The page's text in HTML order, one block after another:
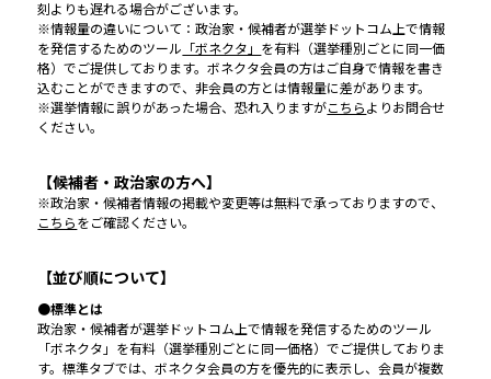
刻よりも遅れる場合がございます。
※情報量の違いについて：政治家・候補者が選挙ドットコム上で情報
を発信するためのツール 「ボネクタ」 を有料（選挙種別ごとに同一価
格）でご提供しております。ボネクタ会員の方はご自身で情報を書き
込むことができますので、非会員の方とは情報量に差があります。
※選挙情報に誤りがあった場合、恐れ入りますがこちら よりお問合せ
ください。
【候補者・政治家の方へ】
※政治家・候補者情報の掲載や変更等は無料で承っておりますので、
こちら をご確認ください。
【並び順について】
●標準とは
政治家・候補者が選挙ドットコム上で情報を発信するためのツール
「ボネクタ」を有料（選挙種別ごとに同一価格）でご提供しておりま
す。標準タブでは、ボネクタ会員の方を優先的に表示し、会員が複数